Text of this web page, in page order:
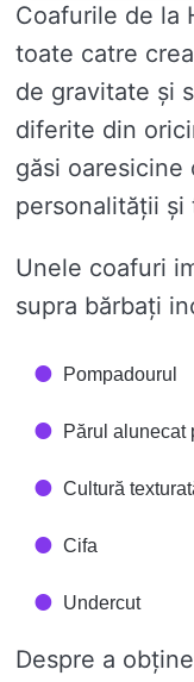
Coafurile de la
toate catre
de gravitate și
diferite din
găsi
personalității și
Unele coafuri
supra bărbați
Pompadourul
Părul alunecat
Cultură
Cifa
Undercut
Despre a